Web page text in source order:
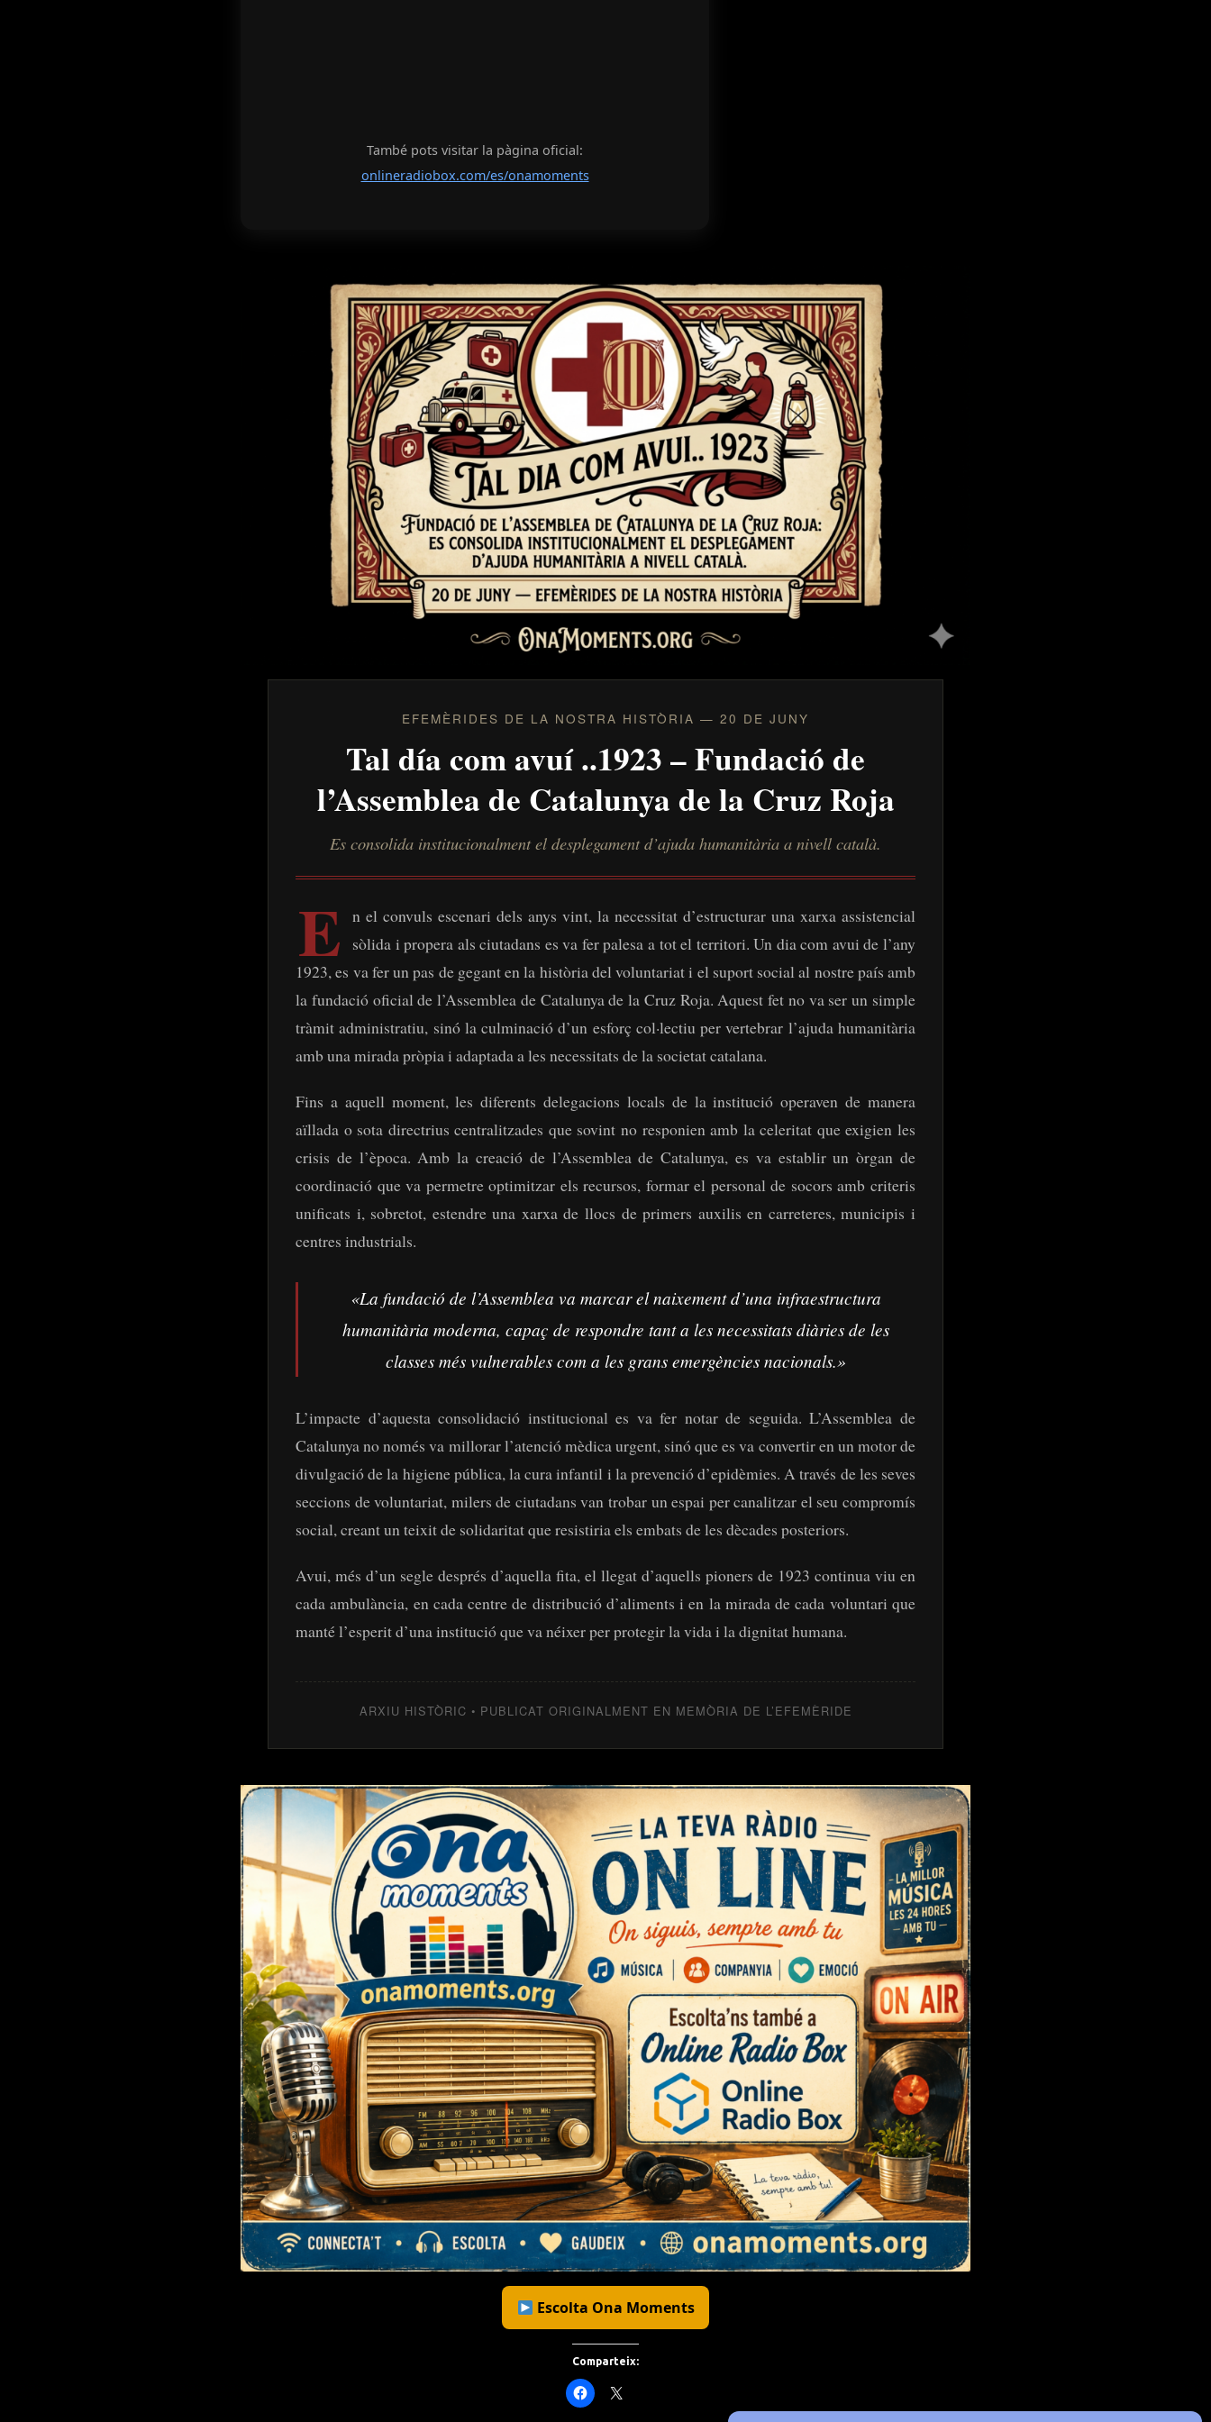
També pots visitar la pàgina oficial:
onlineradiobox.com/es/onamoments
EFEMÈRIDES DE LA NOSTRA HISTÒRIA — 20 DE JUNY
Tal día com avuí ..1923 – Fundació de
l’Assemblea de Catalunya de la Cruz Roja
Es consolida institucionalment el desplegament d’ajuda humanitària a nivell català.
E n el convuls escenari dels anys vint, la necessitat d’estructurar una xarxa assistencial
sòlida i propera als ciutadans es va fer palesa a tot el territori. Un dia com avui de l’any
1923, es va fer un pas de gegant en la història del voluntariat i el suport social al nostre país amb
la fundació oficial de l’Assemblea de Catalunya de la Cruz Roja. Aquest fet no va ser un simple
tràmit administratiu, sinó la culminació d’un esforç col·lectiu per vertebrar l’ajuda humanitària
amb una mirada pròpia i adaptada a les necessitats de la societat catalana.
Fins a aquell moment, les diferents delegacions locals de la institució operaven de manera
aïllada o sota directrius centralitzades que sovint no responien amb la celeritat que exigien les
crisis de l’època. Amb la creació de l’Assemblea de Catalunya, es va establir un òrgan de
coordinació que va permetre optimitzar els recursos, formar el personal de socors amb criteris
unificats i, sobretot, estendre una xarxa de llocs de primers auxilis en carreteres, municipis i
centres industrials.
«La fundació de l’Assemblea va marcar el naixement d’una infraestructura
humanitària moderna, capaç de respondre tant a les necessitats diàries de les
classes més vulnerables com a les grans emergències nacionals.»
L’impacte d’aquesta consolidació institucional es va fer notar de seguida. L’Assemblea de
Catalunya no només va millorar l’atenció mèdica urgent, sinó que es va convertir en un motor de
divulgació de la higiene pública, la cura infantil i la prevenció d’epidèmies. A través de les seves
seccions de voluntariat, milers de ciutadans van trobar un espai per canalitzar el seu compromís
social, creant un teixit de solidaritat que resistiria els embats de les dècades posteriors.
Avui, més d’un segle després d’aquella fita, el llegat d’aquells pioners de 1923 continua viu en
cada ambulància, en cada centre de distribució d’aliments i en la mirada de cada voluntari que
manté l’esperit d’una institució que va néixer per protegir la vida i la dignitat humana.
ARXIU HISTÒRIC • PUBLICAT ORIGINALMENT EN MEMÒRIA DE L’EFEMÈRIDE
Escolta Ona Moments
Comparteix: